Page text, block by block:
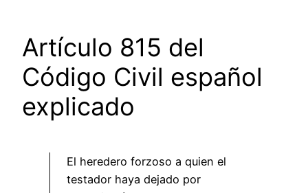
Artículo 815 del
Código Civil español
explicado
El heredero forzoso a quien el
testador haya dejado por